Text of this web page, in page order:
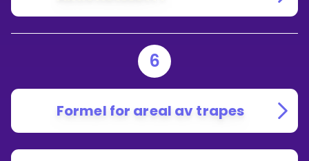
6
Formel for areal av trapes